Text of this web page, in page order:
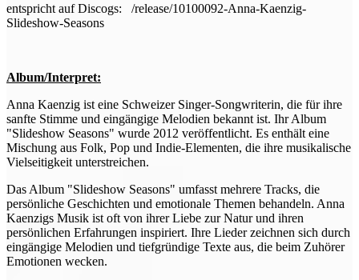
entspricht auf Discogs: /release/10100092-Anna-Kaenzig-
Slideshow-Seasons
Album/Interpret:
Anna Kaenzig ist eine Schweizer Singer-Songwriterin, die für ihre
sanfte Stimme und eingängige Melodien bekannt ist. Ihr Album
"Slideshow Seasons" wurde 2012 veröffentlicht. Es enthält eine
Mischung aus Folk, Pop und Indie-Elementen, die ihre musikalische
Vielseitigkeit unterstreichen.
Das Album "Slideshow Seasons" umfasst mehrere Tracks, die
persönliche Geschichten und emotionale Themen behandeln. Anna
Kaenzigs Musik ist oft von ihrer Liebe zur Natur und ihren
persönlichen Erfahrungen inspiriert. Ihre Lieder zeichnen sich durch
eingängige Melodien und tiefgründige Texte aus, die beim Zuhörer
Emotionen wecken.